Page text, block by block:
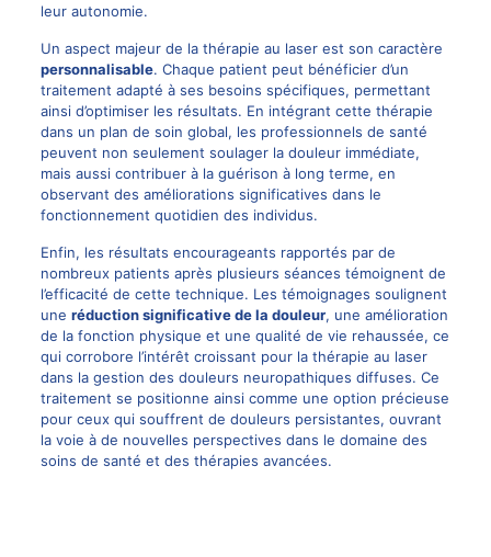
leur autonomie.
Un aspect majeur de la thérapie au laser est son caractère
personnalisable. Chaque patient peut bénéficier d’un
traitement adapté à ses besoins spécifiques, permettant
ainsi d’optimiser les résultats. En intégrant cette thérapie
dans un plan de soin global, les professionnels de santé
peuvent non seulement soulager la douleur immédiate,
mais aussi contribuer à la guérison à long terme, en
observant des améliorations significatives dans le
fonctionnement quotidien des individus.
Enfin, les résultats encourageants rapportés par de
nombreux patients après plusieurs séances témoignent de
l’efficacité de cette technique. Les témoignages soulignent
une réduction significative de la douleur, une amélioration
de la fonction physique et une qualité de vie rehaussée, ce
qui corrobore l’intérêt croissant pour la thérapie au laser
dans la gestion des douleurs neuropathiques diffuses. Ce
traitement se positionne ainsi comme une option précieuse
pour ceux qui souffrent de douleurs persistantes, ouvrant
la voie à de nouvelles perspectives dans le domaine des
soins de santé et des thérapies avancées.